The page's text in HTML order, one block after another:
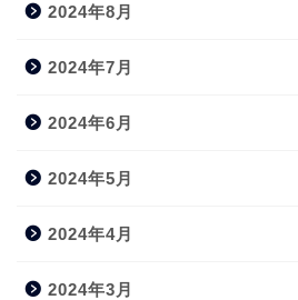
2024年8月
2024年7月
2024年6月
2024年5月
2024年4月
2024年3月